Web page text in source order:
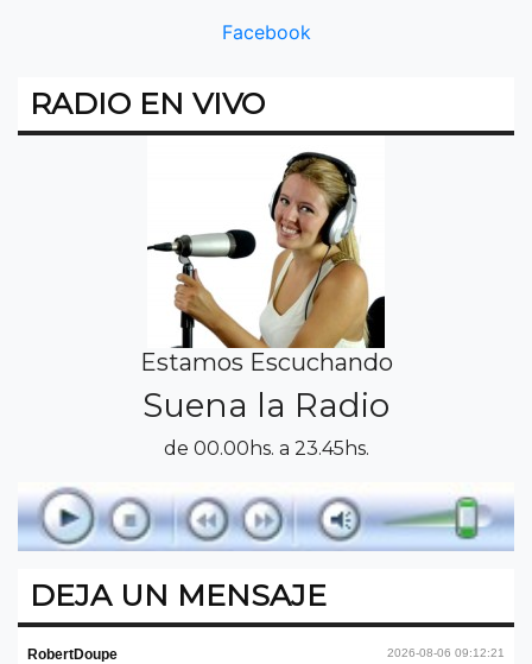
Facebook
RADIO EN VIVO
Estamos Escuchando
Suena la Radio
de 00.00hs. a 23.45hs.
DEJA UN MENSAJE